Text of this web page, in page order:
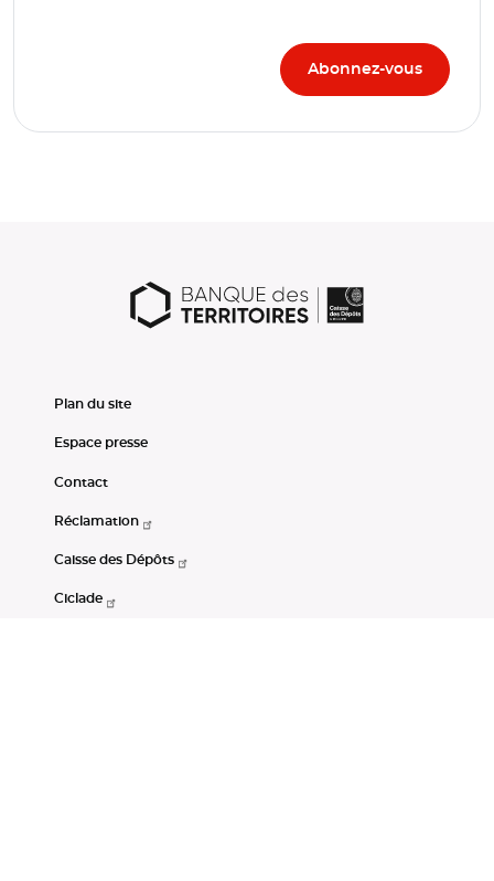
Plan du site
Espace presse
Contact
Réclamation
Caisse des Dépôts
Ciclade